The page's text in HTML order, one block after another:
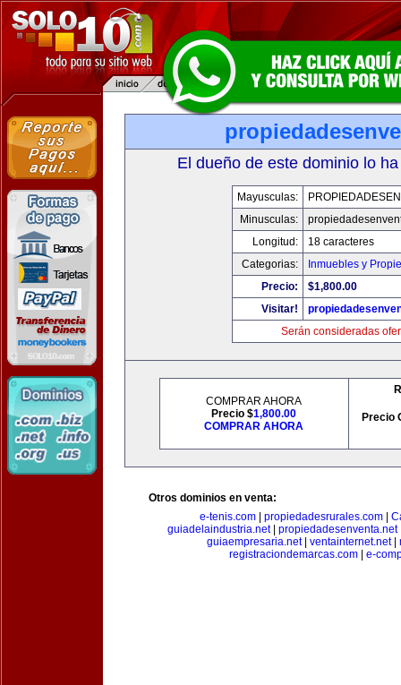
El dueño de este dominio lo
Mayusculas:
Minusculas:
Longitud:
18 caracteres
Categorias:
Inmuebles y
Precio:
$1,800.00
Visitar!
Serán consideradas
COMPRAR AHORA
Precio $1,800.00
COMPRAR AHORA
Precio
Otros dominios en venta:
e-tenis.com
propiedadesrurales.com
guiadelaindustria.net propiedadesenventa.net
guiaempresaria.net| ventainternet.net|
registraciondemarcas.com| e-